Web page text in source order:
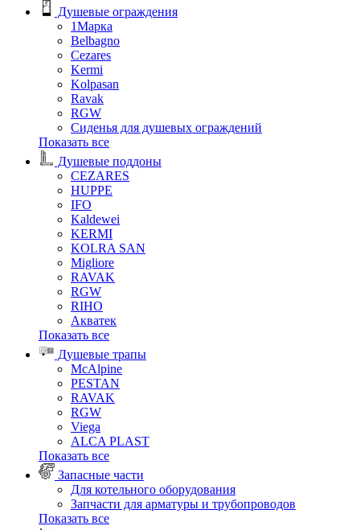
Душевые ограждения
1Марка
Belbagno
Cezares
Kermi
Kolpasan
Ravak
RGW
Сиденья для душевых ограждений
Показать все
Душевые поддоны
CEZARES
HUPPE
IFO
Kaldewei
KERMI
KOLRA SAN
Migliore
RAVAK
RGW
RIHO
Акватек
Показать все
Душевые трапы
McAlpine
PESTAN
RAVAK
RGW
Viega
АLCA PLAST
Показать все
Запасные части
Для котельного оборудования
Запчасти для арматуры и трубопроводов
Показать все